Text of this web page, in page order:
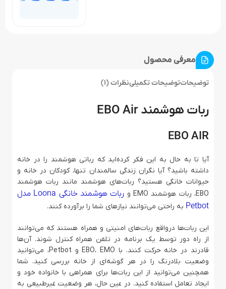
معرفی محصول
توضیحاتتوضیحات تکمیلینظرات (1)
ربات هوشمند EBO Air
EBO AIR
آیا تا به حال به این فکر کرده‌اید که رباتی هوشمند را در خانه
داشته باشید؟ آیا نگران زندگی سالمندان تنها، کودکان در خانه و
حیوانات خانگی هستید؟ ربات‌های هوشمند مانند ربات هوشمند
EBO، ربات هوشمند EMO و
ربات هوشمند خانگی Loona مدل
Petbot به راحتی می‌توانند نیازهای شما را برآورده کنند.
این ربات‌ها درواقع ربات‌های امنیتی و همراه هستند که می‌توانند
از راه دور توسط یک برنامه در تلفن همراه کنترل شوند. آن‌ها
قادرند در خانه حرکت کنند. با EBO، EMO و Petbot، می‌توانید
وضعیت بلادرنگ را در هر گوشه‌ای از خانه بررسی کنید. شما
همچنین می‌توانید از این ربات‌ها برای همراهی با خانواده خود و
ایجاد تعامل استفاده کنید. در عین حال، هر وضعیت غیرطبیعی به